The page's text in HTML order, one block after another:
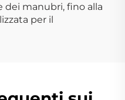
manubri, fino alla
per il